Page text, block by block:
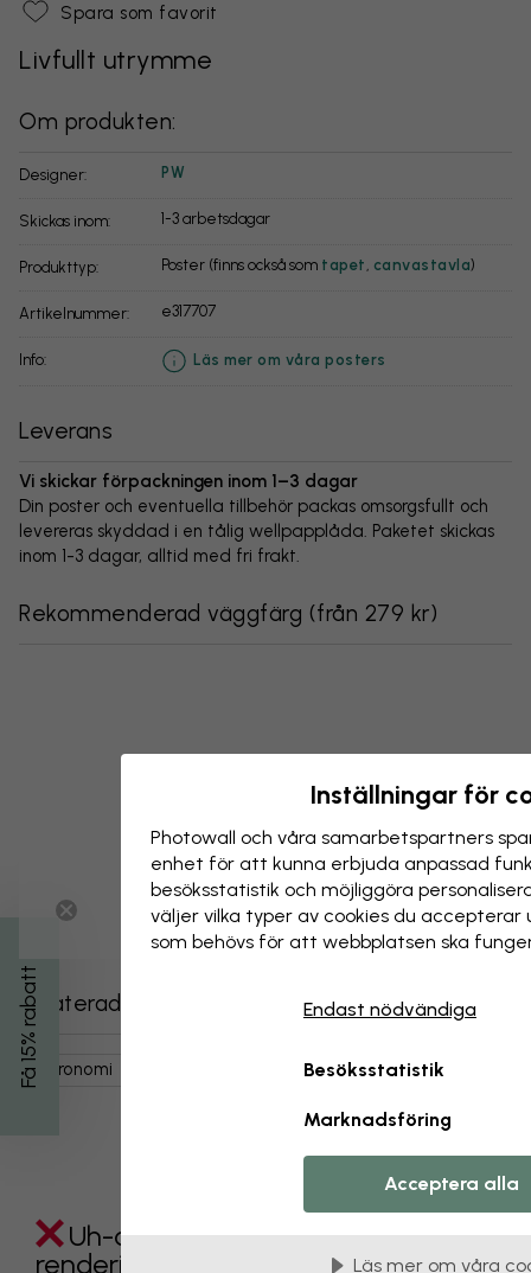
Spara som favorit
Livfullt utrymme
Om produkten:
Designer: PW
Skickas inom: 1-3 arbetsdagar
Produkttyp: Poster (finns också som tapet canvastavla)
Artikelnummer: e317707
info: Läs mer om våra posters
Leverans
Vi skickar förpackningen inom 1–3 dagar
Din poster och eventuella tillbehör packas omsorgsfullt och
levereras skyddad i en tålig wellpapplåda. Paketet skickas
inom 1-3 dagar, alltid med fri frakt.
Rekommenderad väggfärg (från 279 kr)
Relaterade kategorier
Astronomi
Uh-oh something went wrong
rendering this component. Please
Inställningar för
Photowall och våra samarbets­partners
enhet för att kunna erbjuda anpassad
besöks­statistik och möjliggöra
väljer vilka typer av cookies du
som behövs för att webbplatsen ska
Endast nödvändiga
Besöksstatistik
Marknadsföring
Acceptera alla
Läs mer om våra
Få 15% rabatt